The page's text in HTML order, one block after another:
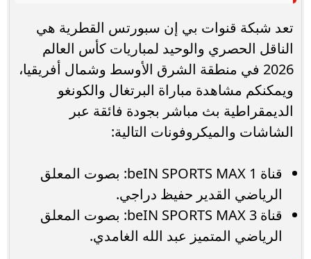
تعد شبكة قنوات بي إن سبورتس القطرية هي
الناقل الحصري والوحيد لمباريات كأس العالم
2026 في منطقة الشرق الأوسط وشمال أفريقيا،
ويمكنكم مشاهدة مباراة البرتغال والكونغو
الديمقراطية بث مباشر بجودة فائقة عبر
الشاشات والميكروفونات التالية:
قناة beIN SPORTS MAX 1: بصوت المعلق
الرياضي القدير حفيظ دراجي.
قناة beIN SPORTS MAX 3: بصوت المعلق
الرياضي المتميز عبد الله الغامدي.